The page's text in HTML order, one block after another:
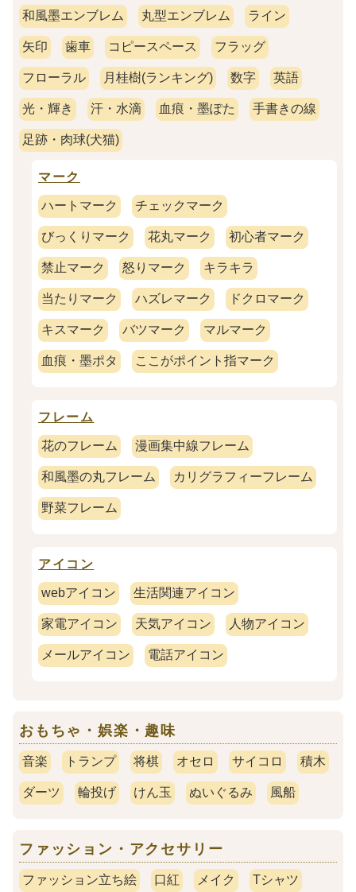
和風墨エンブレム 丸型エンブレム ライン
矢印 歯車 コピースペース フラッグ
フローラル 月桂樹(ランキング) 数字 英語
光・輝き 汗・水滴 血痕・墨ぽた 手書きの線
足跡・肉球(犬猫)
マーク
ハートマーク チェックマーク
びっくりマーク 花丸マーク 初心者マーク
禁止マーク 怒りマーク キラキラ
当たりマーク ハズレマーク ドクロマーク
キスマーク バツマーク マルマーク
血痕・墨ポタ ここがポイント指マーク
フレーム
花のフレーム 漫画集中線フレーム
和風墨の丸フレーム カリグラフィーフレーム
野菜フレーム
アイコン
webアイコン 生活関連アイコン
家電アイコン 天気アイコン 人物アイコン
メールアイコン 電話アイコン
おもちゃ・娯楽・趣味
音楽 トランプ 将棋 オセロ サイコロ 積木
ダーツ 輪投げ けん玉 ぬいぐるみ 風船
ファッション・アクセサリー
ファッション立ち絵 口紅 メイク Tシャツ